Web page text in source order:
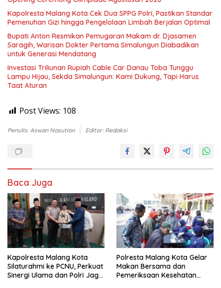
Kapolresta Malang Kota Cek Dua SPPG Polri, Pastikan Standar
Pemenuhan Gizi hingga Pengelolaan Limbah Berjalan Optimal
Bupati Anton Resmikan Pemugaran Makam dr. Djasamen
Saragih, Warisan Dokter Pertama Simalungun Diabadikan
untuk Generasi Mendatang
Investasi Triliunan Rupiah Cable Car Danau Toba Tunggu
Lampu Hijau, Sekda Simalungun: Kami Dukung, Tapi Harus
Taat Aturan
Post Views: 108
Penulis: Aswan Nasution Editor: Redaksi
Baca Juga
Kapolresta Malang Kota
Silaturahmi ke PCNU, Perkuat
Sinergi Ulama dan Polri Jaga
Polresta Malang Kota Gelar
Makan Bersama dan
Pemeriksaan Kesehatan